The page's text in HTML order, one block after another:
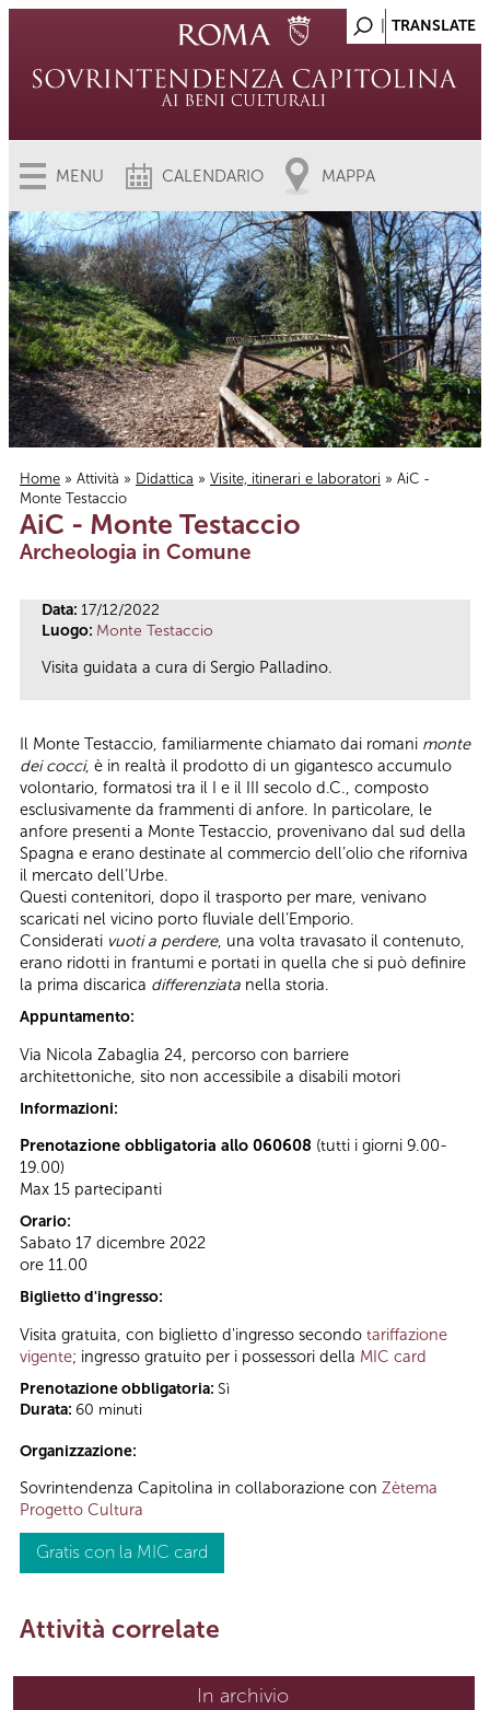
MENU CALENDARIO MAPPA
Tu sei qui
Home » Attività » Didattica » Visite, itinerari e laboratori » AiC -
Monte Testaccio
AiC - Monte Testaccio
Archeologia in Comune
Data: 17/12/2022
Luogo: Monte Testaccio
Visita guidata a cura di Sergio Palladino.
Il Monte Testaccio, familiarmente chiamato dai romani monte
dei cocci, è in realtà il prodotto di un gigantesco accumulo
volontario, formatosi tra il I e il III secolo d.C., composto
esclusivamente da frammenti di anfore. In particolare, le
anfore presenti a Monte Testaccio, provenivano dal sud della
Spagna e erano destinate al commercio dell’olio che riforniva
il mercato dell’Urbe.
Questi contenitori, dopo il trasporto per mare, venivano
scaricati nel vicino porto fluviale dell’Emporio.
Considerati vuoti a perdere, una volta travasato il contenuto,
erano ridotti in frantumi e portati in quella che si può definire
la prima discarica differenziata nella storia.
Appuntamento:
Via Nicola Zabaglia 24, percorso con barriere
architettoniche, sito non accessibile a disabili motori
Informazioni:
Prenotazione obbligatoria allo 060608 (tutti i giorni 9.00-
19.00)
Max 15 partecipanti
Orario:
Sabato 17 dicembre 2022
ore 11.00
Biglietto d'ingresso:
Visita gratuita, con biglietto d'ingresso secondo tariffazione
vigente; ingresso gratuito per i possessori della MIC card
Prenotazione obbligatoria: Sì
Durata: 60 minuti
Organizzazione:
Sovrintendenza Capitolina in collaborazione con Zètema
Progetto Cultura
Gratis con la MIC card
Attività correlate
In archivio